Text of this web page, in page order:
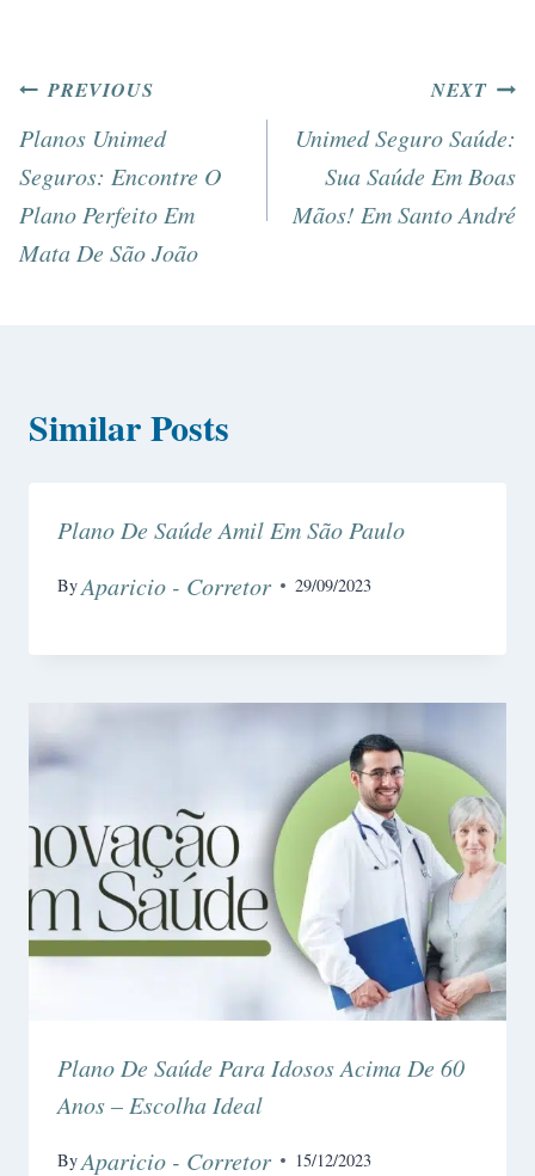
PREVIOUS
Planos Unimed
Seguros: Encontre O
Plano Perfeito Em
Mata De São João
NEXT
Unimed Seguro Saúde:
Sua Saúde Em Boas
Mãos! Em Santo André
Similar Posts
Plano De Saúde Amil Em São Paulo
ByAparicio - Corretor 29/09/2023
Plano De Saúde Para Idosos Acima De 60
Anos – Escolha Ideal
ByAparicio - Corretor 15/12/2023